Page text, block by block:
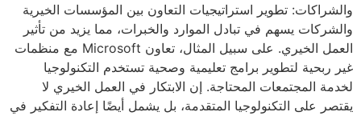
والشراكات: تطوير استراتيجيات التعاون بين المؤسسات الخيرية
والشركات يسهم في تبادل الموارد والخبرات، مما يزيد من تأثير
العمل الخيري. على سبيل المثال، تعاون Microsoft مع منظمات
غير ربحية لتطوير برامج تعليمية وصحية تستخدم التكنولوجيا
لخدمة المجتمعات المحتاجة. إن الابتكار في العمل الخيري لا
يقتصر على التكنولوجيا المتقدمة، بل يشمل أيضًا إعادة التفكير في